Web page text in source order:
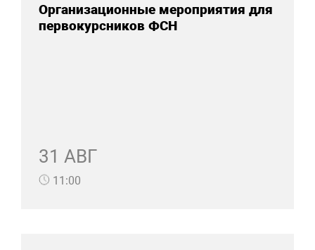
Организационные мероприятия для
первокурсников ФСН
31 АВГ
11:00